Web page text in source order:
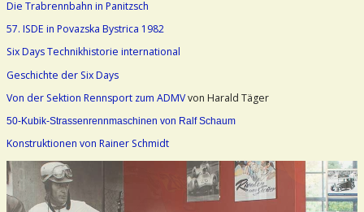
Die Trabrennbahn in Panitzsch
57. ISDE in Povazska Bystrica 1982
Six Days Technikhistorie international
Geschichte der Six Days
Von der Sektion Rennsport zum ADMVvon Harald Täger
50-Kubik-Strassenrennmaschinen von Ralf Schaum
Konstruktionen von Rainer Schmidt